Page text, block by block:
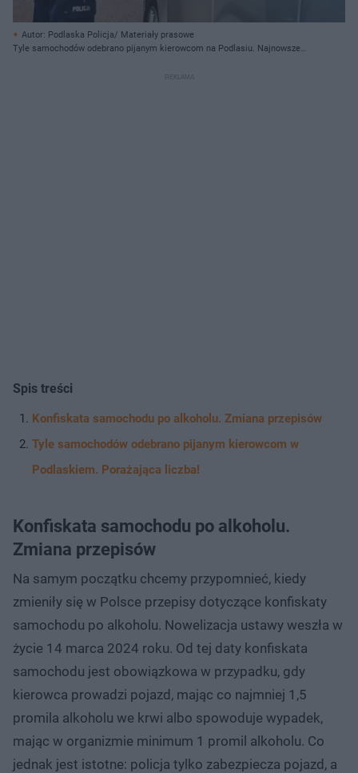
Autor: Podlaska Policja/ Materiały prasowe
Tyle samochodów odebrano pijanym kierowcom na Podlasiu. Najnowsze
Spis treści
Konfiskata samochodu po alkoholu. Zmiana przepisów
Tyle samochodów odebrano pijanym kierowcom w
Podlaskiem. Porażająca liczba!
Konfiskata samochodu po alkoholu.
Zmiana przepisów
Na samym początku chcemy przypomnieć, kiedy
zmieniły się w Polsce przepisy dotyczące konfiskaty
samochodu po alkoholu. Nowelizacja ustawy weszła w
życie 14 marca 2024 roku. Od tej daty konfiskata
samochodu jest obowiązkowa w przypadku, gdy
kierowca prowadzi pojazd, mając co najmniej 1,5
promila alkoholu we krwi albo spowoduje wypadek,
mając w organizmie minimum 1 promil alkoholu. Co
jednak jest istotne: policja tylko zabezpiecza pojazd, a